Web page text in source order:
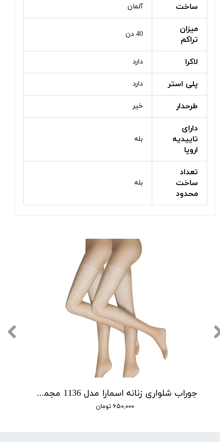
ساخت آلمان
میزان
تراکم
40 دن
لاکرا دارد
پلی استر دارد
طرحدار خیر
دارای
تاییدیه
اروپا
بله
تعداد
ساخت
محدود
بله
جوراب شلواری زنانه اسمارا مدل 1136 مجموعه 2 عددی
۶۵۰,۰۰۰ تومان